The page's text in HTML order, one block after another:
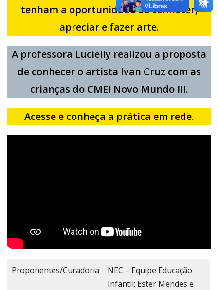
tenham a oportunidade de conhecer,
apreciar e fazer arte.
A professora Lucielly realizou a proposta
de conhecer o artista Ivan Cruz com as
crianças do CMEI Novo Mundo III.
Acesse e conheça a prática em rede.
Proponentes/Curadoria
NEC – Equipe Educação
Infantil: Ester Mendes e